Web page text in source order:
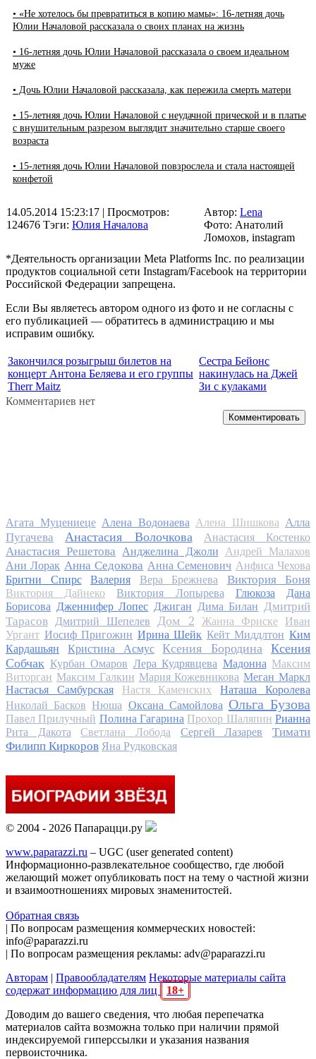
• «Не хотелось бы превратиться в копию мамы»: 16-летняя дочь
Юлии Началовой рассказала о своих планах на жизнь
• 16-летняя дочь Юлии Началовой рассказала о своем идеальном
муже
• Дочь Юлии Началовой рассказала, как пережила смерть матери
• 15-летняя дочь Юлии Началовой с неудачной прической и в платье
с внушительным разрезом выглядит значительно старше своего
возраста
• 15-летняя дочь Юлии Началовой повзрослела и стала настоящей
конфетой
14.05.2014 15:23:17 | Просмотров:
124676 Тэги: Юлия Началова
Автор: Lena
Фото: Анатолий
Ломохов, instagram
*Деятельность организации Meta Platforms Inc. по реализации
продуктов социальной сети Instagram/Facebook на территории
Российской Федерации запрещена.
Если Вы являетесь автором одного из фото и не согласны с
его публикацией — обратитесь в администрацию и мы
исправим ошибку.
Закончился розыгрыш билетов на
концерт Антона Беляева и его группы
Therr Maitz
Сестра Бейонс
накинулась на Джей
Зи с кулаками
Комментариев нет
Комментировать
Агата Муцениеце Алена Водонаева Алена Шишкова Алла
Пугачева
Анастасия Волочкова Анастасия Костенко
Анастасия Решетова Анджелина Джоли
Андрей Малахов
Ани Лорак Анна Седокова Анна Семенович Анфиса Чехова
Бритни Спирс
Валерия Вера Брежнева Виктория Боня
Виктория Дайнеко Виктория Лопырева Глюкоза
Дана
Борисова Дженнифер Лопес Джиган Дима Билан
Дмитрий
Тарасов
Дмитрий Шепелев Дом 2 Жанна Фриске
Иван
Ургант Иосиф Пригожин Ирина Шейк Кейт Миддлтон Ким
Кардашьян
Кристина Асмус Ксения Бородина
Ксения
Собчак Курбан Омаров Лера Кудрявцева Мадонна Максим
Виторган Максим Галкин Мария Кожевникова Меган Маркл
Настасья Самбурская
Настя Каменских
Наташа Королева
Николай Басков Нюша Оксана Самойлова Ольга Бузова
Павел Прилучный Полина Гагарина Прохор Шаляпин Рианна
Рита Дакота
Светлана Лобода Сергей Лазарев
Тимати
Филипп Киркоров Яна Рудковская
© 2004 - 2026 Папарацци.ру
www.paparazzi.ru – UGC (user generated content)
Информационно-развлекательное сообщество, где любой
желающий может опубликовать пост на тему о частной жизни
и взаимоотношениях мировых знаменитостей.
Обратная связь
| По вопросам размещения коммерческих новостей:
info@paparazzi.ru
| По вопросам размещения рекламы: adv@paparazzi.ru
Авторам | Правообладателям Некоторые материалы сайта
содержат информацию для лиц
18+
Доводим до вашего сведения, что любая перепечатка
материалов сайта возможна только при наличии прямой
индексируемой гиперссылки и указания названия
первоисточника.